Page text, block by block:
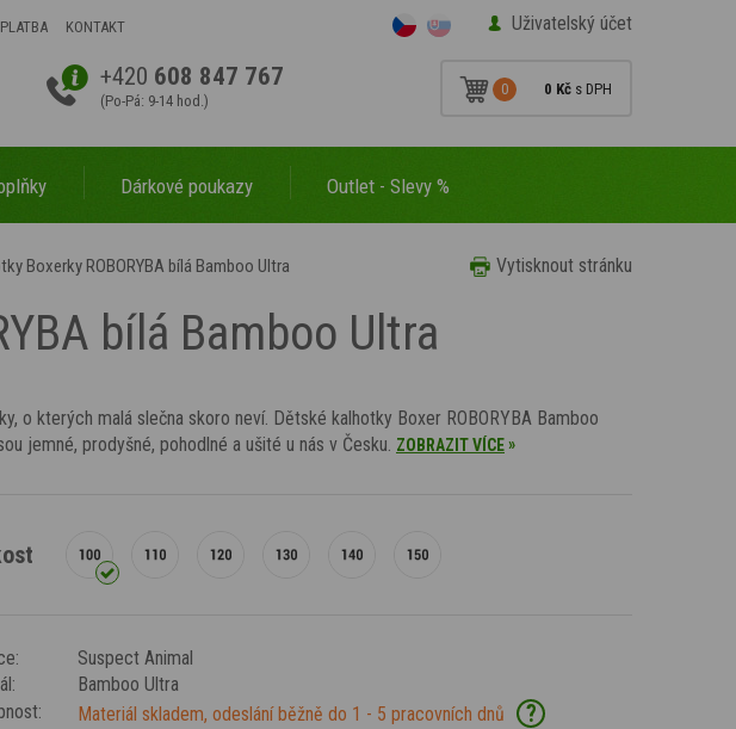
KONTAKT Uživatelský účet
+420 608 847 767
(Po-Pá: 9-14 hod.)
0 0 Kč s DPH
Dárkové poukazy Outlet - Slevy %
Vytisknout stránku
Boxerky ROBORYBA bílá Bamboo Ultra
bílá Bamboo Ultra
o kterých malá slečna skoro neví. Dětské kalhotky Boxer ROBORYBA Bamboo
jemné, prodyšné, pohodlné a ušité u nás v Česku. ZOBRAZIT VÍCE»
Suspect Animal
Bamboo Ultra
Materiál skladem, odeslání běžně do 1 - 5 pracovních dnů ?